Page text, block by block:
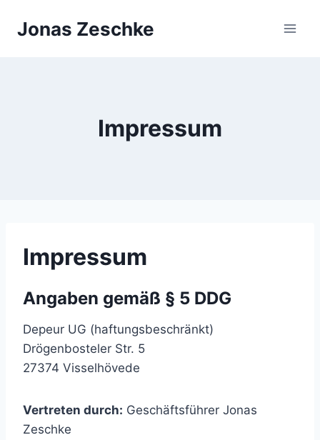
InhaltJonas Zeschke
Impressum
Impressum
Angaben gemäß § 5 DDG
Depeur UG (haftungsbeschränkt)
Drögenbosteler Str. 5
27374 Visselhövede
Vertreten durch: Geschäftsführer Jonas
Zeschke